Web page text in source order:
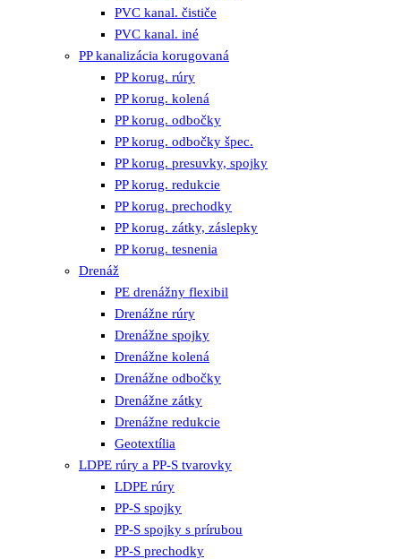
PVC kanal. čističe
PVC kanal. iné
PP kanalizácia korugovaná
PP korug. rúry
PP korug. kolená
PP korug. odbočky
PP korug. odbočky špec.
PP korug. presuvky, spojky
PP korug. redukcie
PP korug. prechodky
PP korug. zátky, záslepky
PP korug. tesnenia
Drenáž
PE drenážny flexibil
Drenážne rúry
Drenážne spojky
Drenážne kolená
Drenážne odbočky
Drenážne zátky
Drenážne redukcie
Geotextília
LDPE rúry a PP-S tvarovky
LDPE rúry
PP-S spojky
PP-S spojky s prírubou
PP-S prechodky